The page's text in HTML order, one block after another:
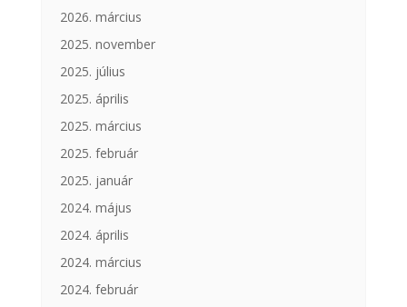
2026. március
2025. november
2025. július
2025. április
2025. március
2025. február
2025. január
2024. május
2024. április
2024. március
2024. február